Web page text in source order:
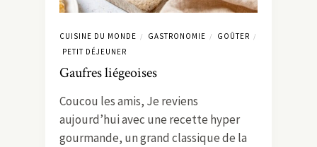
CUISINE DU MONDE / GASTRONOMIE / GOÛTER /
PETIT DÉJEUNER
Gaufres liégeoises
Coucou les amis, Je reviens
aujourd’hui avec une recette hyper
gourmande, un grand classique de la